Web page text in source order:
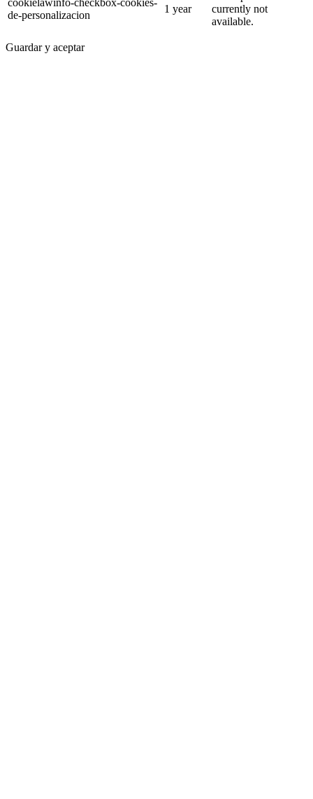
cookielawinfo-checkbox-cookies-
de-personalizacion
1 year
currently not
available.
Guardar y aceptar